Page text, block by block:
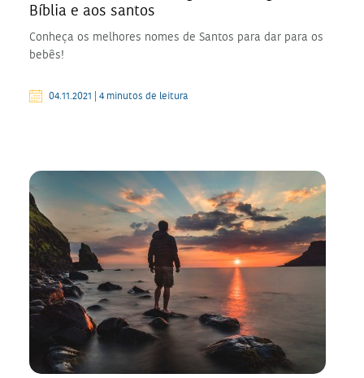
Bíblia e aos santos
Conheça os melhores nomes de Santos para dar para os
bebês!
04.11.2021 | 4 minutos de leitura